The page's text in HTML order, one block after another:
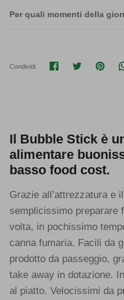
Per quali momenti della
Condividi Condividi su
Condividi
Il Bubble Stick è
alimentare
basso food cost.
Grazie all’attrezzatura e
semplicissimo preparare
volta, in pochissimo
canna fumaria. Facili da
prodotto da passeggio,
take away in dotazione.
al piatto. Velocissimi da